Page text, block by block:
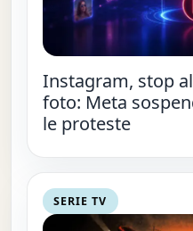
Instagram, stop
foto: Meta
le proteste
SERIE TV